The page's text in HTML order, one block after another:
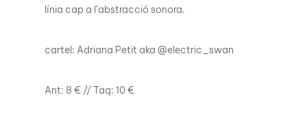
línia cap a l’abstracció sonora.
cartel: Adriana Petit aka @electric_swan
Ant: 8 € // Taq: 10 €